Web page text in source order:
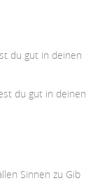
du gut in deinen
du gut in deinen
Sinnen zu Gib